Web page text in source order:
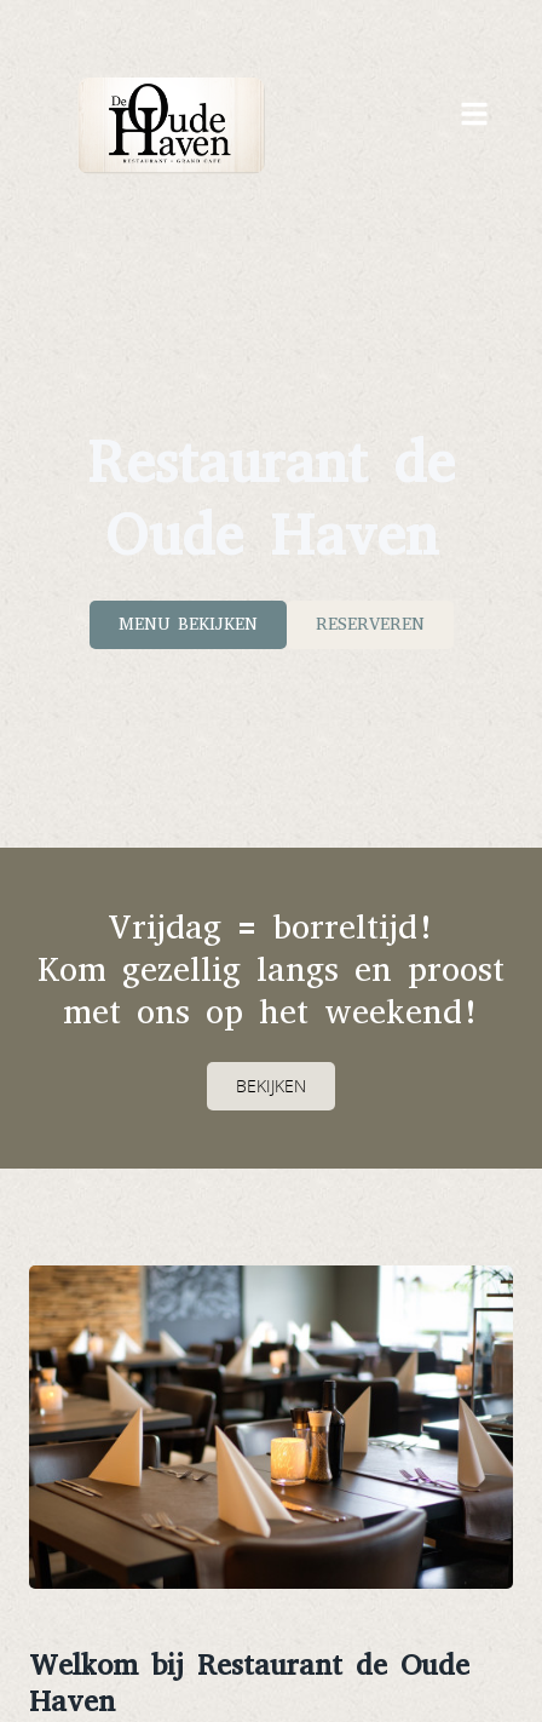
Restaurant de
Oude Haven
MENU BEKIJKEN RESERVEREN
Vrijdag = borreltijd!
Kom gezellig langs en proost
met ons op het weekend!
BEKIJKEN
Welkom bij Restaurant de Oude
Haven